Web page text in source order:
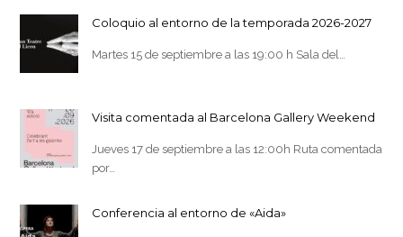
Coloquio al entorno de la temporada 2026-2027
Martes 15 de septiembre a las 19:00 h Sala del…
Visita comentada al Barcelona Gallery Weekend
Jueves 17 de septiembre a las 12:00h Ruta comentada
por…
Conferencia al entorno de «Aida»